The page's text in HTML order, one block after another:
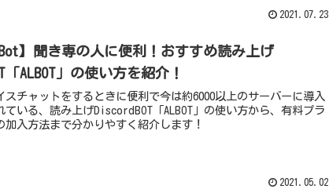
2021.07.23
Bot】聞き専の人に便利！おすすめ読み上げ
「ALBOT」の使い方を紹介！
スチャットをするときに便利で今は約6000以上のサーバーに導入
ている、読み上げDiscordBOT「ALBOT」の使い方から、有料プラ
加入方法まで分かりやすく紹介します！
2021.05.02